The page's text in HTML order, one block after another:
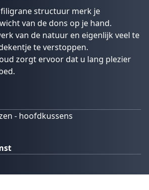
structuur merk je
van de dons op je hand.
van de natuur en eigenlijk veel te
te verstoppen.
zorgt ervoor dat u lang plezier
- hoofdkussens